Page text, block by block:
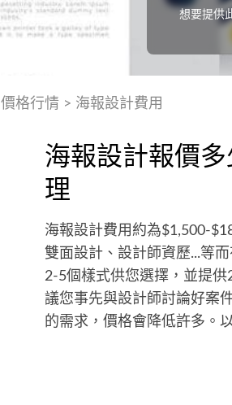
想要提供
價格行情> 海報設計費用
海報設計報價
理
海報設計費用約為$1,500-
雙面設計、設計師資歷...等
2-5個樣式供您選擇，並提
議您事先與設計師討論好案
的需求，價格會降低許多。